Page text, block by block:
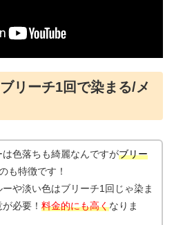
リーチ1回で染まる/メ
色落ちも綺麗なんですがブリー
も特徴です！
や淡い色はブリーチ1回じゃ染ま
必要！ 料金的にも高くなりま